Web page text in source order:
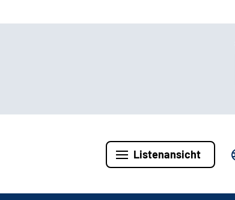
Listenansicht